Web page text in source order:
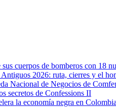
cuerpos de bomberos con 18
2026: ruta, cierres y el
Nacional de Negocios de
secretos de Confessions II
la economía negra en Colombia